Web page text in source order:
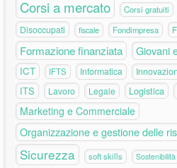
Corsi a mercato Corsi gratuiti
Disoccupati fiscale Fondimpresa
Formazione finanziata Giovani
ICT IFTS Informatica
ITS
Lavoro Legale Logistica
Marketing e Commerciale
Organizzazione e gestione delle
Sicurezza soft skills Sostenibilità